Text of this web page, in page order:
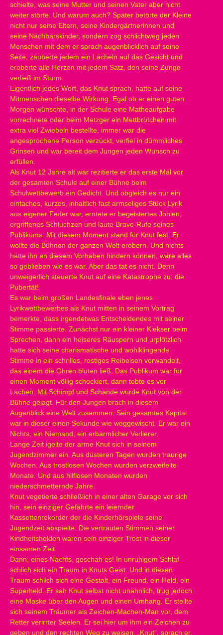
schielte, was seine Mutter und seinen Vater aber nicht
weiter störte. Und warum auch? Später betörte der Kleine
nicht nur seine Eltern, seine Kindergärtnerinnen und
seine Nachbarskinder, sondern zog schlichtweg jeden
Menschen mit dem er sprach augenblicklich auf seine
Seite, zauberte jedem ein Lächeln auf das Gesicht und
eroberte alle Herzen mit jedem Satz, den seine Zunge
verließ im Sturm.
Eigentlich jedes Wort, das Knut sprach, hatte auf seine
Mitmenschen dieselbe Wirkung. Egal ob er einen guten
Morgen wünschte, in der Schule eine Matheaufgabe
vorrechnete oder beim Metzger ein Mettbrötchen mit
extra viel Zwiebeln bestellte, immer war die
angesprochene Person verzückt, verfiel in dümmliches
Grinsen und war bereit dem Jungen jeden Wunsch zu
erfüllen.
Als Knut 12 Jahre alt war rezitierte er das erste Mal vor
der gesamten Schule auf einer Bühne beim
Schulwettbewerb ein Gedicht. Und obgleich es nur ein
einfaches, kurzes, inhaltlich fast armseliges Stück Lyrik
aus eigener Feder war, erntete er begeistertes Johlen,
ergriffenes Schluchzen und laute Bravo-Rufe seines
Publikums. Mit diesem Moment stand für Knut fest: Er
wollte die Bühnen der ganzen Welt erobern. Und nichts
hätte ihn an diesem Vorhaben hindern können, wäre alles
so geblieben wie es war. Aber das tat es nicht. Denn
unweigerlich steuerte Knut auf eine Katastrophe zu: die
Pubertät!
Es war beim großen Landesfinale eben jenes
Lyrikwettbewerbes als Knut mitten in seinem Vortrag
bemerkte, dass irgendetwas Entscheidendes mit seiner
Stimme passierte. Zunächst nur ein kleiner Kiekser beim
Sprechen, dann ein heiseres Räuspern und urplötzlich
hatte sich seine charismatische und wohlklingende
Stimme in ein schrilles, rostiges Reibeisen verwandelt,
das einem die Ohren bluten ließ. Das Publikum war für
einen Moment völlig schockiert, dann tobte es vor
Lachen. Mit Schimpf und Schande wurde Knut von der
Bühne gejagt. Für den Jungen brach in diesem
Augenblick eine Welt zusammen. Sein gesamtes Kapital
war in dieser einen Sekunde wie weggewischt. Er war ein
Nichts, ein Niemand, ein erbärmlicher Verlierer.
Lange Zeit igelte der arme Knut sich in seinem
Jugendzimmer ein. Aus düsteren Tagen wurden traurige
Wochen. Aus trostlosen Wochen wurden verzweifelte
Monate. Und aus hilflosen Monaten wurden
niederschmetternde Jahre.
Knut vegetierte schließlich in einer alten Garage vor sich
hin, sein einziger Gefährte ein leiernder
Kassettenrekorder der die Kinderhörspiele seine
Jugendzeit abspielte. Die vertrauten Stimmen seiner
Kindheitshelden waren sein einziger Trost in dieser
einsamen Zeit.
Dann, eines Nachts, geschah es! In unruhigem Schlaf
schlich sich ein Traum in Knuts Geist. Und in diesen
Traum schlich sich eine Gestalt, ein Freund, ein Held, ein
Superheld. Er sah Knut selbst nicht unähnlich, trug jedoch
eine Maske über den Augen und einen Umhang. Er stellte
sich seinem Träumer als Zeichen-Machen-Man vor, dem
Retter verirrter Seelen. Er sei hier um ihm ein Zeichen zu
geben und den rechten Weg zu weisen. „Knut“, sprach er,